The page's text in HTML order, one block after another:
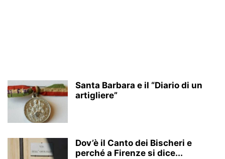
Santa Barbara e il “Diario di un
artigliere”
Dov’è il Canto dei Bischeri e
perché a Firenze si dice...